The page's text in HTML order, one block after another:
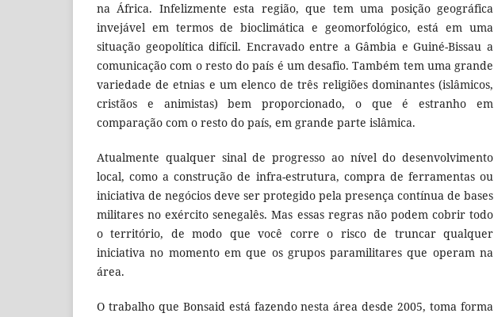
na África. Infelizmente esta região, que tem uma posição geográfica
invejável em termos de bioclimática e geomorfológico, está em uma
situação geopolítica difícil. Encravado entre a Gâmbia e Guiné-Bissau a
comunicação com o resto do país é um desafio. Também tem uma grande
variedade de etnias e um elenco de três religiões dominantes (islâmicos,
cristãos e animistas) bem proporcionado, o que é estranho em
comparação com o resto do país, em grande parte islâmica.
Atualmente qualquer sinal de progresso ao nível do desenvolvimento
local, como a construção de infra-estrutura, compra de ferramentas ou
iniciativa de negócios deve ser protegido pela presença contínua de bases
militares no exército senegalês. Mas essas regras não podem cobrir todo
o território, de modo que você corre o risco de truncar qualquer
iniciativa no momento em que os grupos paramilitares que operam na
área.
O trabalho que Bonsaid está fazendo nesta área desde 2005, toma forma